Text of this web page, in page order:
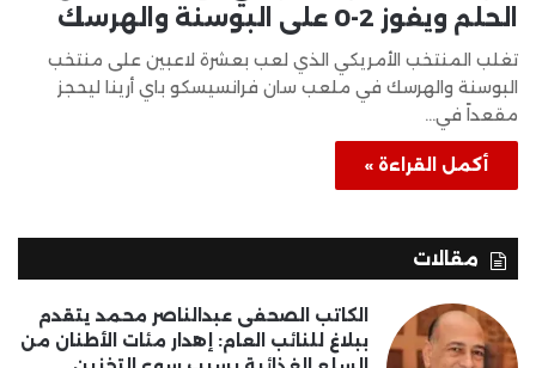
الحلم ويفوز 2-0 على البوسنة والهرسك
تغلب المنتخب الأمريكي الذي لعب بعشرة لاعبين على منتخب
البوسنة والهرسك في ملعب سان فرانسيسكو باي أرينا ليحجز
مقعداً في…
أكمل القراءة »
مقالات
الكاتب الصحفى عبدالناصر محمد يتقدم
ببلاغ للنائب العام: إهدار مئات الأطنان من